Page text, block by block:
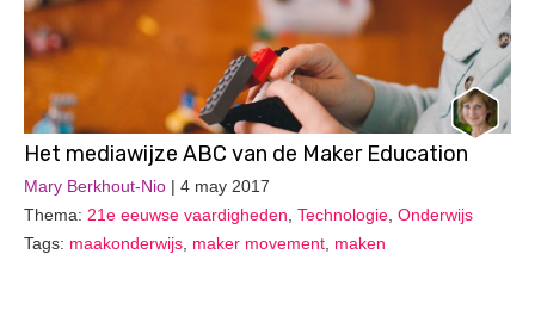
Het mediawijze ABC van de Maker Education
Mary Berkhout-Nio | 4 may 2017
Thema: 21e eeuwse vaardigheden Technologie Onderwijs
Tags: maakonderwijs maker movement maken